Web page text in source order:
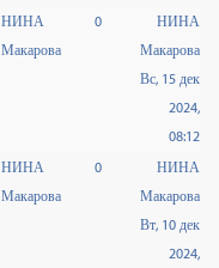
НИНА
Макарова
0
НИНА
Макарова
Вс, 15 дек
2024,
08:12
НИНА
Макарова
0
НИНА
Макарова
Вт, 10 дек
2024,